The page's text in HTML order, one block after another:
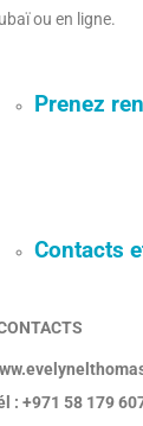
ou en ligne.
Prenez
Contacts
: +971 58 179